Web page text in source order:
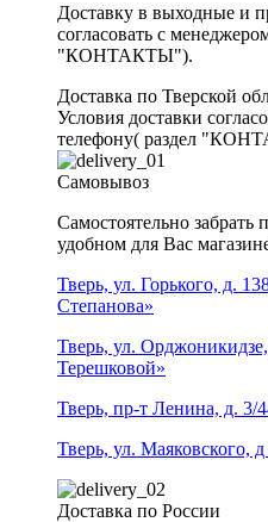
Доставку в выходные и
согласовать с
"КОНТАКТЫ").
Доставка по Тверской
Условия доставки
телефону( раздел
Самовывоз
Самостоятельно
удобном для Вас
Тверь, ул. Горького, д.
Степанова»
Тверь, ул.
Терешковой»
Тверь, пр-т Ленина, д. 3/
Тверь, ул. Маяковского, д
Доставка по России